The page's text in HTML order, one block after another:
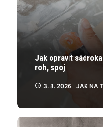
Jak opravit
roh, spoj
3. 8. 2026 JAK NA